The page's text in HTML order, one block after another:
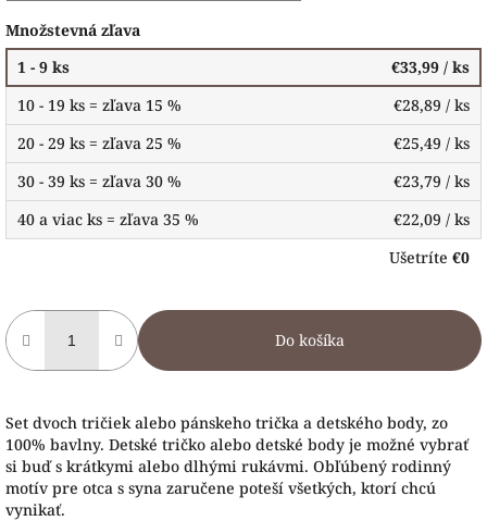
Množstevná zľava
1 - 9 ks
€33,99 / ks
10 - 19 ks = zľava 15 %
€28,89 / ks
20 - 29 ks = zľava 25 %
€25,49 / ks
30 - 39 ks = zľava 30 %
€23,79 / ks
40 a viac ks = zľava 35 %
€22,09 / ks
Ušetríte €0
Do košíka
Set dvoch tričiek alebo pánskeho trička a detského body, zo
100% bavlny. Detské tričko alebo detské body je možné vybrať
si buď s krátkymi alebo dlhými rukávmi. Obľúbený rodinný
motív pre otca s syna zaručene poteší všetkých, ktorí chcú
vynikať.